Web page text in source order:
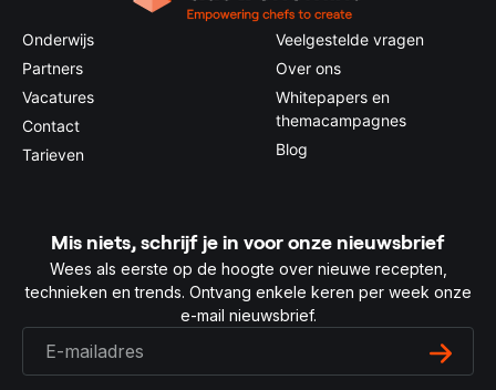
Onderwijs
Partners
Vacatures
Contact
Tarieven
Veelgestelde vragen
Over ons
Whitepapers en
themacampagnes
Blog
Mis niets, schrijf je in voor onze nieuwsbrief
Wees als eerste op de hoogte over nieuwe recepten,
technieken en trends. Ontvang enkele keren per week onze
e-mail nieuwsbrief.